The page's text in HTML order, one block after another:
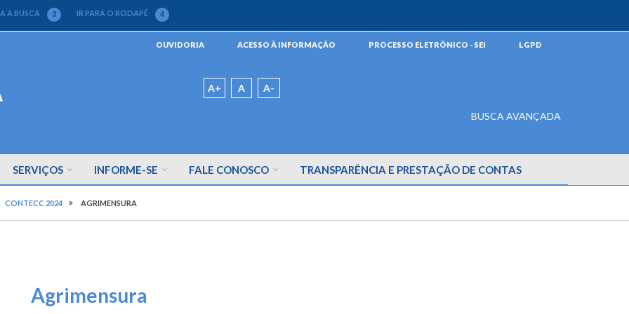
A BUSCA 3 IR PARA O RODAPÉ 4
OUVIDORIA ACESSO À INFORMAÇÃO PROCESSO ELETRÔNICO - SEI LGPD
A+ A A-
BUSCA AVANÇADA
SERVIÇOS INFORME-SE FALE CONOSCO TRANSPARÊNCIA E PRESTAÇÃO DE CONTAS
CONTECC 2024 AGRIMENSURA
Agrimensura